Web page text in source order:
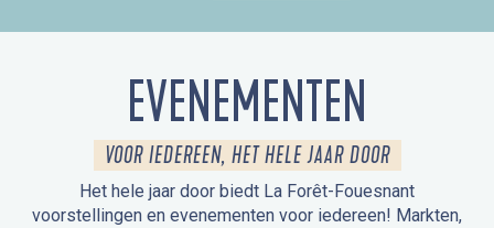
EVENEMENTEN
VOOR IEDEREEN, HET HELE JAAR DOOR
Het hele jaar door biedt La Forêt-Fouesnant
voorstellingen en evenementen voor iedereen! Markten,